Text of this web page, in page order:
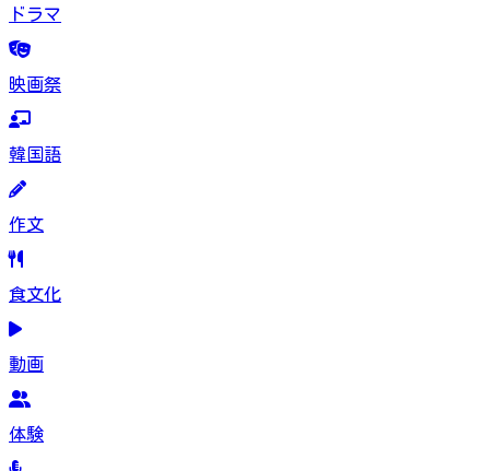
ドラマ
映画祭
韓国語
作文
食文化
動画
体験